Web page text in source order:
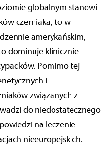
globalnym stanowi
czerniaka, to w
amerykańskim,
dominuje klinicznie
Pomimo tej
i
związanych z
do niedostatecznego
na leczenie
nieeuropejskich.